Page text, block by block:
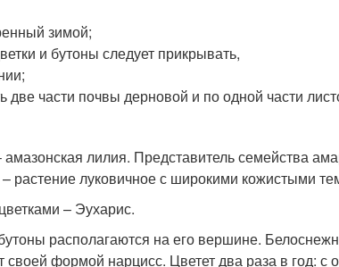
зимой;
и бутоны следует прикрывать,
две части почвы дерновой и по одной части
лилия. Представитель семейства
растение луковичное с широкими кожистыми
– Эухарис.
располагаются на его вершине.
своей формой нарцисс. Цветет два раза в год: с